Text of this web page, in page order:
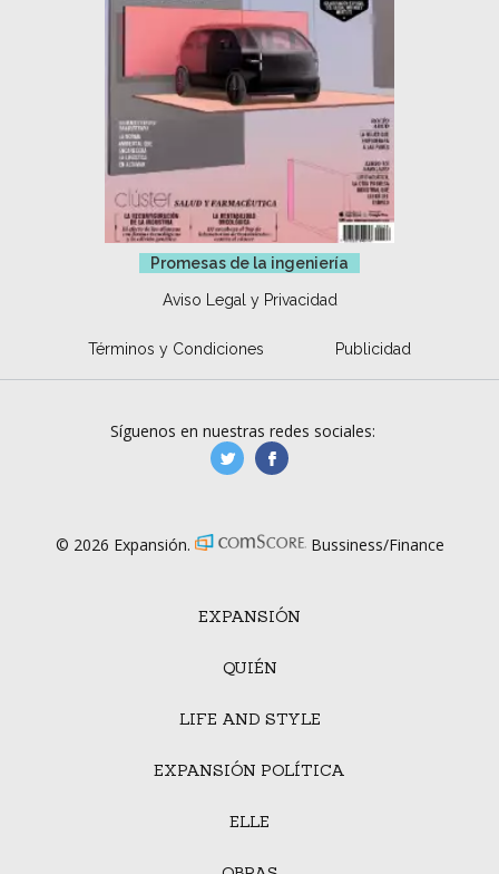
Promesas de la ingeniería
Aviso Legal y Privacidad
Términos y Condiciones Publicidad
EXPANSIÓN
QUIÉN
LIFE AND STYLE
EXPANSIÓN POLÍTICA
ELLE
Síguenos en nuestras redes sociales:
manufacturaGE
© 2026 Expansión. Bussiness/Finance